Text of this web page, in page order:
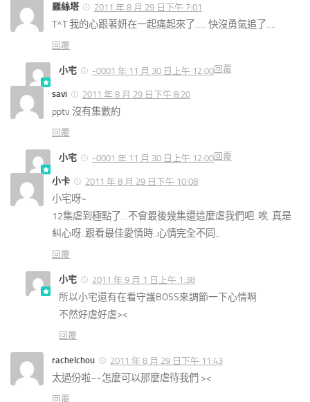
羅絲塔 2011 年 8 月 29 日下午 7:01
T^T 我的心跟著妍在一起痛起來了….. 快沒勇氣追了….
回覆
小宅 -0001 年 11 月 30 日上午 12:00回覆
savi 2011 年 8 月 29 日下午 8:20
pptv 沒有集數約
回覆
小宅 -0001 年 11 月 30 日上午 12:00回覆
小卡 2011 年 8 月 29 日下午 10:08
小宅呀~
12集虐到極點了…不會最後幾集還這麼虐我們吧..唉..真是
糾心呀..跟看最佳愛情時..心情完全不同..
回覆
小宅 2011 年 9 月 1 日上午 1:38
所以小宅還有在看守護BOSS來調節一下心情啊
不然好虐好虐><
回覆
rachelchou 2011 年 8 月 29 日下午 11:43
太過份啦~~怎麼可以那麼虐待我們 ><
回覆